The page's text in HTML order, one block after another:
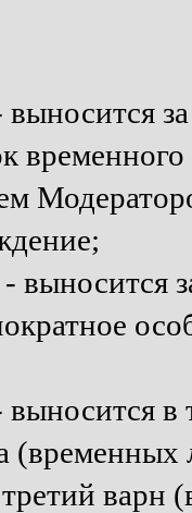
за
временного
за
в